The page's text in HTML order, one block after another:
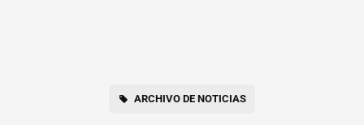
ARCHIVO DE NOTICIAS